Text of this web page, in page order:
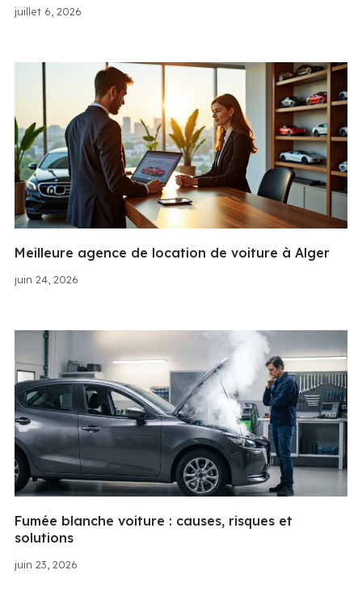
juillet 6, 2026
juin 24, 2026
Meilleure agence de location de voiture à Alger
juin 23, 2026
Fumée blanche voiture : causes, risques et
solutions